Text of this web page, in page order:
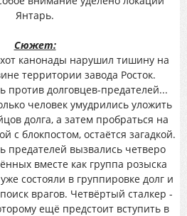
Янтарь.
Cюжет:
канонады нарушил тишину на
территории завода Росток.
против долговцев-предателей...
человек умудрились уложить
долга, а затем пробраться на
с блокпостом, остаётся загадкой.
предателей вызвались четверо
вместе как группа розыска
состояли в группировке долг и
врагов. Четвёртый сталкер -
ещё предстоит вступить в